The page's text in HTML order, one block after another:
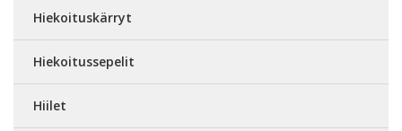
Hiekoituskärryt
Hiekoitussepelit
Hiilet